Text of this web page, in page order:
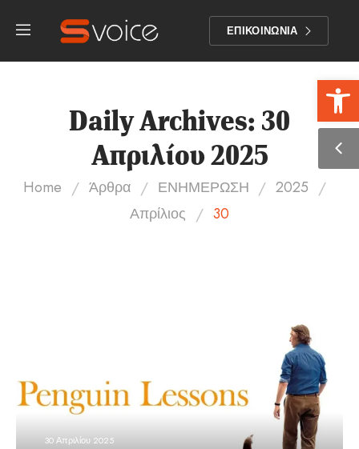
ΕΠΙΚΟΙΝΩΝΙΑ
Daily Archives: 30
Απριλίου 2025
Home / Άρθρα / ΕΝΗΜΕΡΩΣΗ / 2025 /
Απρίλιος / 30
30 Απριλίου 2025